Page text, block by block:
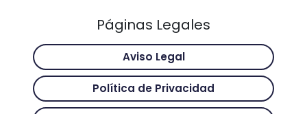
Páginas Legales
Aviso Legal
Política de Privacidad